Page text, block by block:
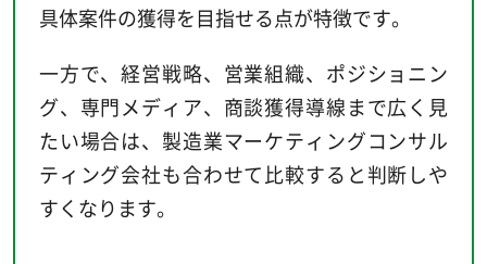
具体案件の獲得を目指せる点が特徴です。
一方で、経営戦略、営業組織、ポジショニン
グ、専門メディア、商談獲得導線まで広く見
たい場合は、製造業マーケティングコンサル
ティング会社も合わせて比較すると判断しや
すくなります。